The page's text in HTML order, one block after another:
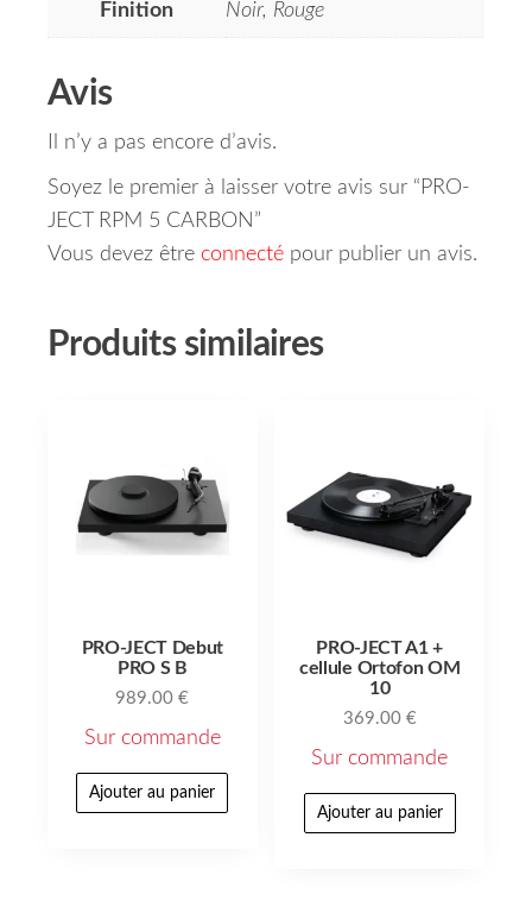
Finition Noir, Rouge
Avis
Il n’y a pas encore d’avis.
Soyez le premier à laisser votre avis sur “PRO-
JECT RPM 5 CARBON”
Vous devez être connecté pour publier un avis.
Produits similaires
PRO-JECT Debut
PRO S B
989.00€
Sur commande
Ajouter au panier
PRO-JECT A1 +
cellule Ortofon OM
10
369.00 €
Sur commande
Ajouter au panier